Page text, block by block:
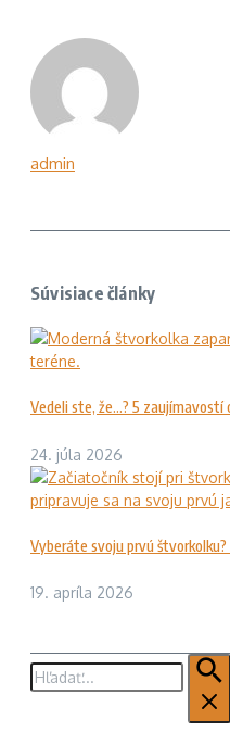
admin
Súvisiace články
Vedeli ste, že…? 5 zaujímavostí
24. júla 2026
Vyberáte svoju prvú
19. apríla 2026
Hľadať: